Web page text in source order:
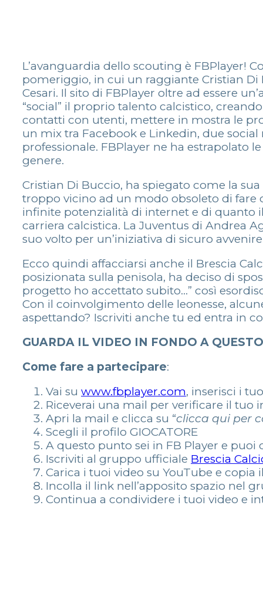
L’avanguardia dello scouting è FBPlayer!
pomeriggio, in cui un raggiante Cristian Di
Cesari. Il sito di FBPlayer oltre ad essere
“social” il proprio talento calcistico,
contatti con utenti, mettere in mostra le
un mix tra Facebook e Linkedin, due
professionale. FBPlayer ne ha estrapolato
genere.
Cristian Di Buccio, ha spiegato come la
troppo vicino ad un modo obsoleto di fare
infinite potenzialità di internet e di quanto
carriera calcistica. La Juventus di Andrea
suo volto per un’iniziativa di sicuro
Ecco quindi affacciarsi anche il Brescia
posizionata sulla penisola, ha deciso di
progetto ho accettato subito…” così
Con il coinvolgimento delle leonesse,
aspettando? Iscriviti anche tu ed entra in
GUARDA IL VIDEO IN FONDO A
Come fare a partecipare:
Vai su www.fbplayer.com, inserisci i
Riceverai una mail per verificare il tuo
Apri la mail e clicca su “clicca qui per
Scegli il profilo GIOCATORE
A questo punto sei in FB Player e
Iscriviti al gruppo ufficiale Brescia
Carica i tuoi video su YouTube e
Incolla il link nell’apposito spazio nel
Continua a condividere i tuoi video e